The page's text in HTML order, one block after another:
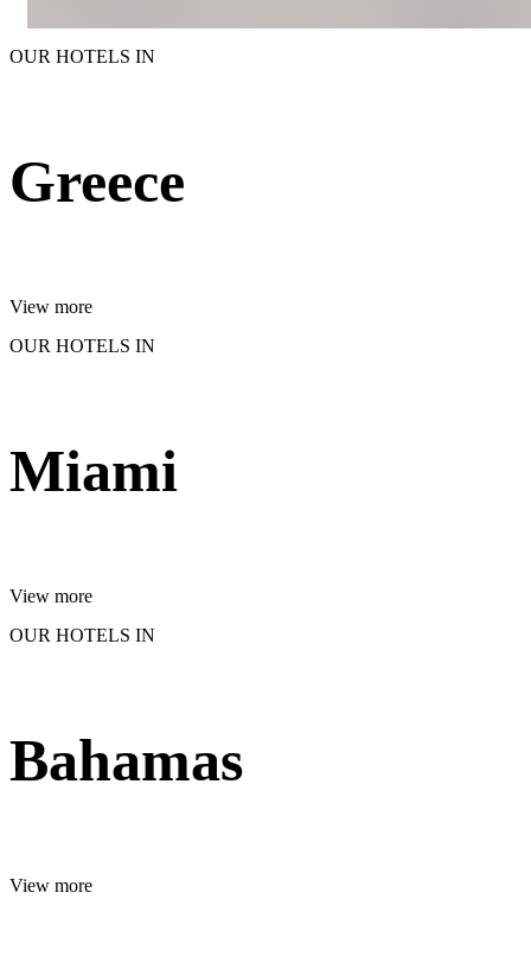
OUR HOTELS IN
Greece
View more
OUR HOTELS IN
Miami
View more
OUR HOTELS IN
Bahamas
View more